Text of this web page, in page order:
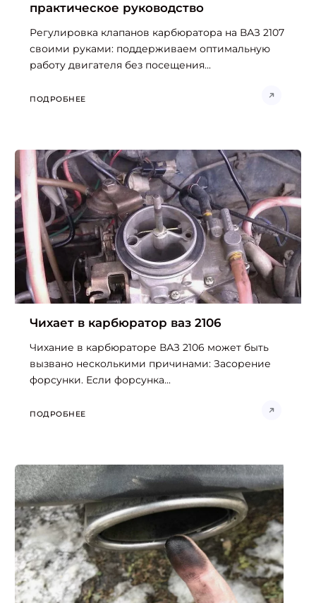
практическое руководство
Регулировка клапанов карбюратора на ВАЗ 2107
своими руками: поддерживаем оптимальную
работу двигателя без посещения...
ПОДРОБНЕЕ
Чихает в карбюратор ваз 2106
Чихание в карбюраторе ВАЗ 2106 может быть
вызвано несколькими причинами: Засорение
форсунки. Если форсунка...
ПОДРОБНЕЕ